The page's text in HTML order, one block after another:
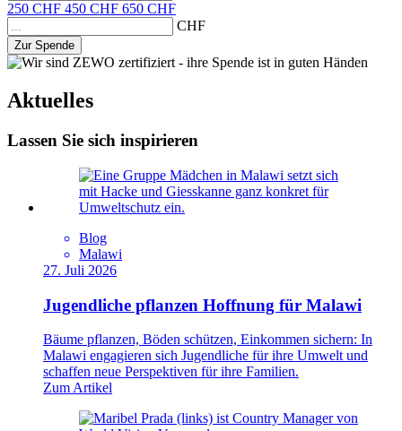
250 CHF 450 CHF 650 CHF
CHF
Zur Spende
Aktuelles
Lassen Sie sich inspirieren
Blog
Malawi
27. Juli 2026
Jugendliche pflanzen Hoffnung für Malawi
Bäume pflanzen, Böden schützen, Einkommen sichern: In
Malawi engagieren sich Jugendliche für ihre Umwelt und
schaffen neue Perspektiven für ihre Familien.
Zum Artikel